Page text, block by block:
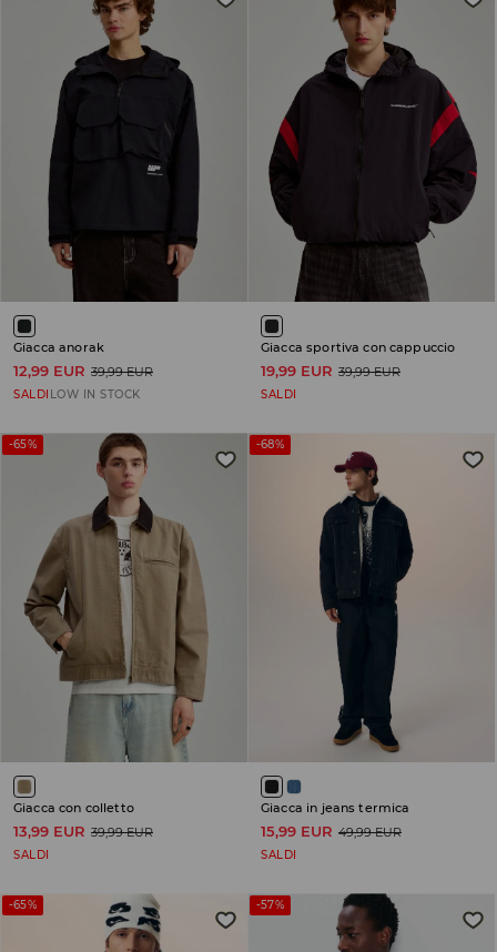
Giacca anorak
12,99 EUR 39,99 EUR
SALDI LOW IN STOCK
Giacca sportiva con cappuccio
19,99 EUR 39,99 EUR
SALDI
-65%
Giacca con colletto
13,99 EUR 39,99 EUR
SALDI
-68%
Giacca in jeans termica
15,99 EUR 49,99 EUR
SALDI
-65% -57%